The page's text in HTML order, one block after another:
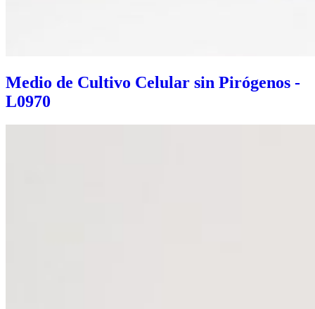
Medio de Cultivo Celular sin Pirógenos -
L0970